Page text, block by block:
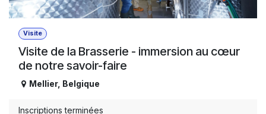
Visite
Visite de la Brasserie - immersion au cœur
de notre savoir-faire
Mellier, Belgique
Inscriptions terminées